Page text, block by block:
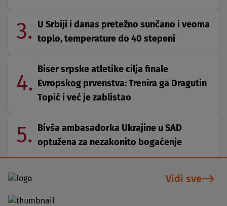
3. U Srbiji i danas pretežno sunčano i veoma
toplo, temperature do 40 stepeni
4.
Biser srpske atletike cilja finale
Evropskog prvenstva: Trenira ga Dragutin
Topić i već je zablistao
5. Bivša ambasadorka Ukrajine u SAD
optužena za nezakonito bogaćenje
Vidi sve